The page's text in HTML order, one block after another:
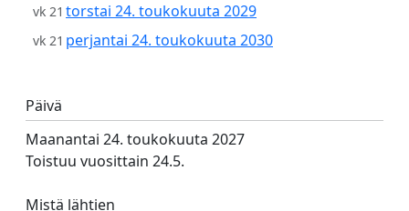
vk 21 torstai 24. toukokuuta 2029
vk 21 perjantai 24. toukokuuta 2030
Päivä
Maanantai 24. toukokuuta 2027
Toistuu vuosittain 24.5.
Mistä lähtien